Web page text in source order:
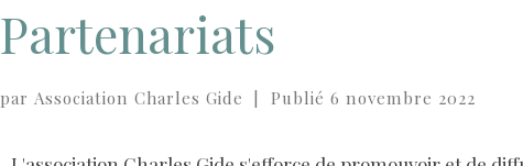
Partenariats
par Association Charles Gide Publié 6 novembre 2022